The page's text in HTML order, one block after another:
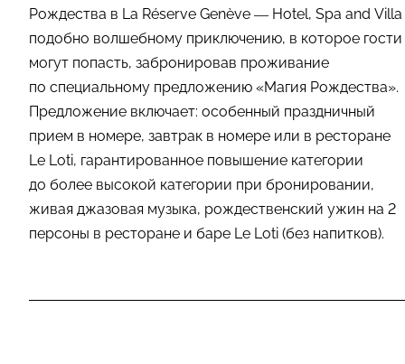
Рождества в La Réserve Genève — Hotel, Spa and Villa
подобно волшебному приключению, в которое гости
могут попасть, забронировав проживание
по специальному предложению «Магия Рождества».
Предложение включает: особенный праздничный
прием в номере, завтрак в номере или в ресторане
Le Loti, гарантированное повышение категории
до более высокой категории при бронировании,
живая джазовая музыка, рождественский ужин на 2
персоны в ресторане и баре Le Loti (без напитков).